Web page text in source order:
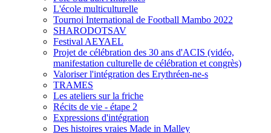
L'école multiculturelle
Tournoi International de Football Mambo 2022
SHARODOTSAV
Festival AEYAEL
Projet de célébration des 30 ans d'ACIS (vidéo,
manifestation culturelle de célébration et congrès)
Valoriser l'intégration des Erythréen-ne-s
TRAMES
Les ateliers sur la friche
Récits de vie - étape 2
Expressions d'intégration
Des histoires vraies Made in Malley